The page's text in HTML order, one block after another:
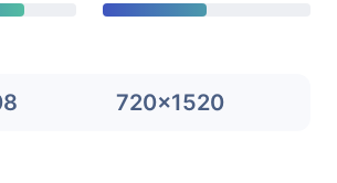
720x1520